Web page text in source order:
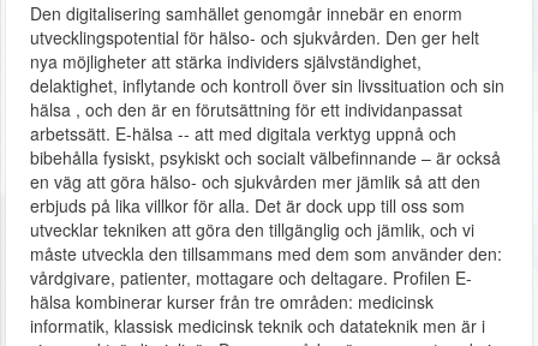
Den digitalisering samhället genomgår innebär en enorm
utvecklingspotential för hälso- och sjukvården. Den ger helt
nya möjligheter att stärka individers självständighet,
delaktighet, inflytande och kontroll över sin livssituation och sin
hälsa , och den är en förutsättning för ett individanpassat
arbetssätt. E-hälsa -- att med digitala verktyg uppnå och
bibehålla fysiskt, psykiskt och socialt välbefinnande – är också
en väg att göra hälso- och sjukvården mer jämlik så att den
erbjuds på lika villkor för alla. Det är dock upp till oss som
utvecklar tekniken att göra den tillgänglig och jämlik, och vi
måste utveckla den tillsammans med dem som använder den:
vårdgivare, patienter, mottagare och deltagare. Profilen E-
hälsa kombinerar kurser från tre områden: medicinsk
informatik, klassisk medicinsk teknik och datateknik men är i